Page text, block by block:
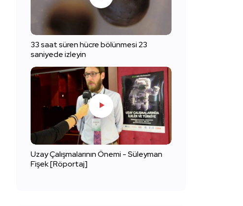
33 saat süren hücre bölünmesi 23
saniyede izleyin
Uzay Çalışmalarının Önemi - Süleyman
Fişek [Röportaj]